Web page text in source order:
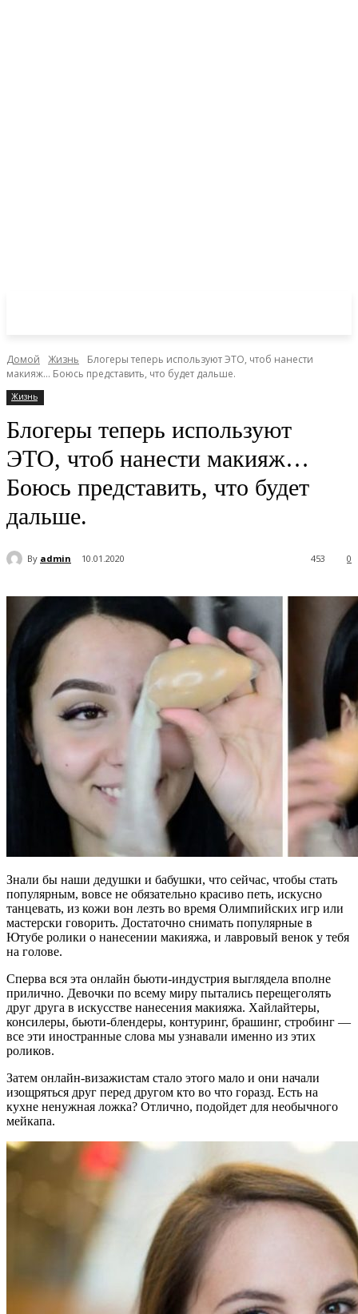
Домой Жизнь
Блогеры теперь используют ЭТО, чтоб нанести
макияж… Боюсь представить, что будет дальше.
Жизнь
Блогеры теперь используют
ЭТО, чтоб нанести макияж…
Боюсь представить, что будет
дальше.
By admin 10.01.2020 0
453
Знали бы наши дедушки и бабушки, что сейчас, чтобы стать
популярным, вовсе не обязательно красиво петь, искусно
танцевать, из кожи вон лезть во время Олимпийских игр или
мастерски говорить. Достаточно снимать популярные в
Ютубе ролики о нанесении макияжа, и лавровый венок у тебя
на голове.
Сперва вся эта онлайн бьюти-индустрия выглядела вполне
прилично. Девочки по всему миру пытались перещеголять
друг друга в искусстве нанесения макияжа. Хайлайтеры,
консилеры, бьюти-блендеры, контуринг, брашинг, стробинг —
все эти иностранные слова мы узнавали именно из этих
роликов.
Затем онлайн-визажистам стало этого мало и они начали
изощряться друг перед другом кто во что горазд. Есть на
кухне ненужная ложка? Отлично, подойдет для необычного
мейкапа.